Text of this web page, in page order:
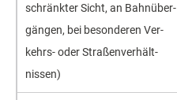
schränkter Sicht, an Bahn­über­
gängen, bei beson­deren Ver­
kehrs- oder Straßen­verhält­
nissen)